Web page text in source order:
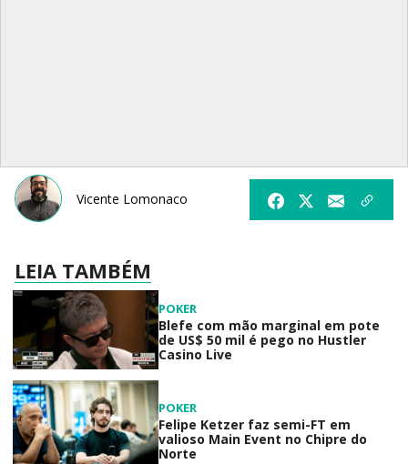
Vicente Lomonaco
LEIA TAMBÉM
POKER
Blefe com mão marginal em pote
de US$ 50 mil é pego no Hustler
Casino Live
POKER
Felipe Ketzer faz semi-FT em
valioso Main Event no Chipre do
Norte